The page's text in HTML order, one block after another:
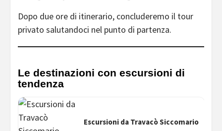
Dopo due ore di itinerario, concluderemo il tour
privato salutandoci nel punto di partenza.
Le destinazioni con escursioni di
tendenza
Escursioni da Travacò Siccomario